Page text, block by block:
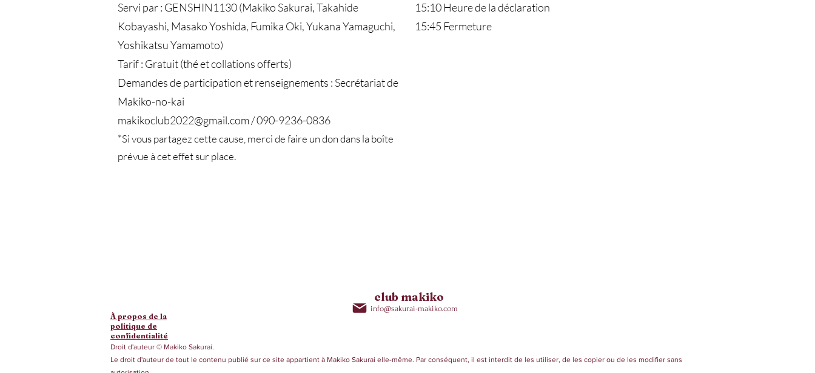
Servi par : GENSHIN1130 (Makiko Sakurai, Takahide
Kobayashi, Masako Yoshida, Fumika Oki, Yukana Yamaguchi,
Yoshikatsu Yamamoto)
Tarif : Gratuit (thé et collations offerts)
Demandes de participation et renseignements : Secrétariat de
Makiko-no-kai
makikoclub2022@gmail.com/ 090-9236-0836
*Si vous partagez cette cause, merci de faire un don dans la boîte
prévue à cet effet sur place.
15:10 Heure de la déclaration
15:45 Fermeture
À propos de la
politique de
confidentialité
club makiko
info@sakurai-makiko.com
Droit d'auteur © Makiko Sakurai.
Le droit d'auteur de tout le contenu publié sur ce site appartient à Makiko Sakurai elle-même. Par conséquent, il est interdit de les utiliser, de les copier ou de les modifier sans